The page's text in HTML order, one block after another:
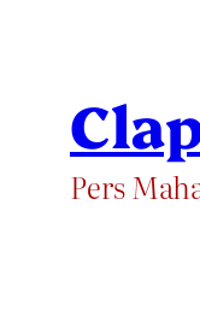
Pers